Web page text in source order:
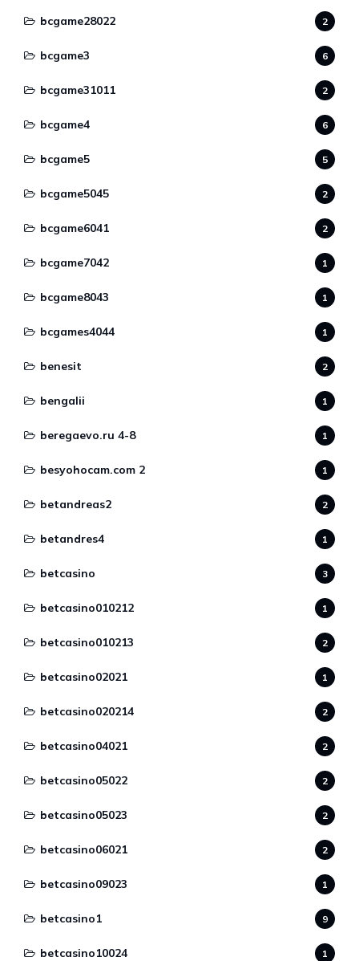
bcgame28022 2
bcgame3 6
bcgame31011 2
bcgame4 6
bcgame5 5
bcgame5045 2
bcgame6041 2
bcgame7042 1
bcgame8043 1
bcgames4044 1
benesit 2
bengalii 1
beregaevo.ru 4-8 1
besyohocam.com 2 1
betandreas2 2
betandres4 1
betcasino 3
betcasino010212 1
betcasino010213 2
betcasino02021 1
betcasino020214 2
betcasino04021 2
betcasino05022 2
betcasino05023 2
betcasino06021 2
betcasino09023 1
betcasino1 9
betcasino10024 1